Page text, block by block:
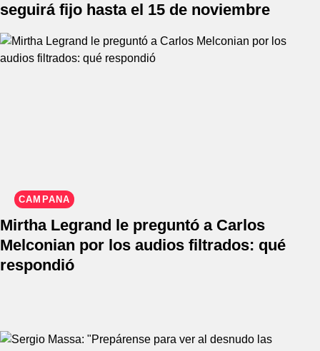
seguirá fijo hasta el 15 de noviembre
CAMPAÑA
Mirtha Legrand le preguntó a Carlos
Melconian por los audios filtrados: qué
respondió